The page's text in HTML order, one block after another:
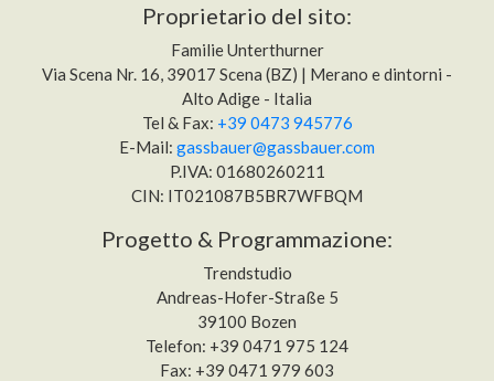
Proprietario del sito:
Familie Unterthurner
Via Scena Nr. 16, 39017 Scena (BZ) | Merano e dintorni -
Alto Adige - Italia
Tel & Fax: +39 0473 945776
E-Mail: gassbauer@gassbauer.com
P.IVA: 01680260211
CIN: IT021087B5BR7WFBQM
Progetto & Programmazione:
Trendstudio
Andreas-Hofer-Straße 5
39100 Bozen
Telefon: +39 0471 975 124
Fax: +39 0471 979 603